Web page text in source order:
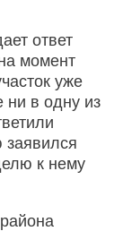
ответ
момент
уже
в одну из
к нему